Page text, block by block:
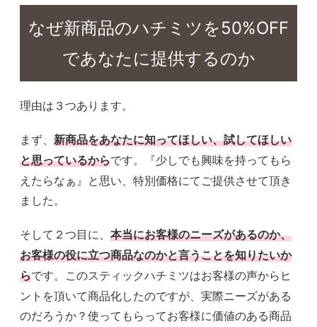
なぜ新商品のハチミツを50%OFF
であなたに提供するのか
理由は３つあります。
まず、 新商品をあなたに知ってほしい、試してほしい
と思っているからです。『少しでも興味を持ってもら
えたらなぁ』と思い、特別価格にてご提供させて頂き
ました。
そして２つ目に、 本当にお客様のニーズがあるのか、
お客様の役に立つ商品なのかと言うことを知りたいか
らです。このスティックハチミツはお客様の声からヒ
ントを頂いて商品化したのですが、実際ニーズがある
のだろうか？使ってもらってお客様に価値のある商品